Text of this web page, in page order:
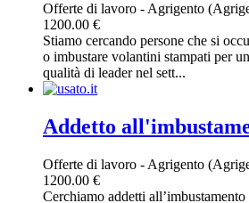
Offerte di lavoro -Agrigento
1200.00 €
Stiamo cercando persone che si
o imbustare volantini stampati per
qualità di leader nel sett...
Addetto
Offerte di lavoro - Agrigento
1200.00 €
Cerchiamo addetti